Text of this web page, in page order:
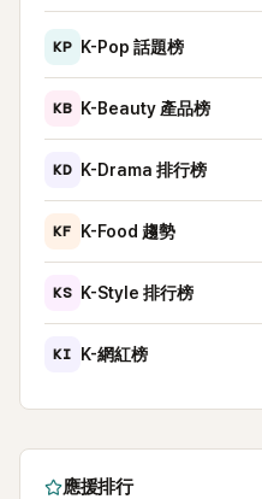
KP K-Pop 話題榜
KB K-Beauty 產品榜
KD K-Drama 排行榜
KF K-Food 趨勢
KS K-Style 排行榜
KI K-網紅榜
應援排行